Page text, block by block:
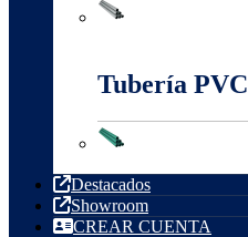
Tubería PVC
Destacados
Showroom
CREAR CUENTA